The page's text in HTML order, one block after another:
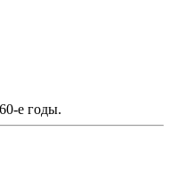
е годы.